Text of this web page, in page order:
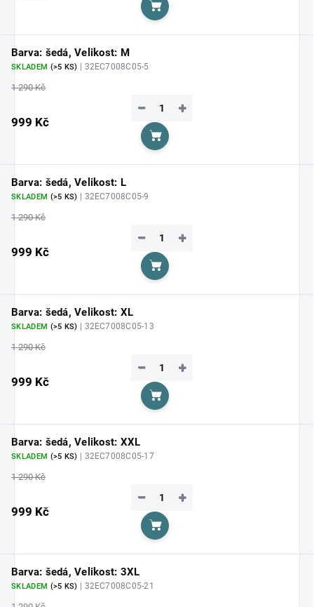
Do košíku
Barva: šedá, Velikost: M
SKLADEM (>5 KS) | 32EC7008C05-5
1 290 Kč
999 Kč
+
−
Do košíku
Barva: šedá, Velikost: L
SKLADEM (>5 KS) | 32EC7008C05-9
1 290 Kč
999 Kč
+
−
Do košíku
Barva: šedá, Velikost: XL
SKLADEM (>5 KS) | 32EC7008C05-13
1 290 Kč
999 Kč
+
−
Do košíku
Barva: šedá, Velikost: XXL
SKLADEM (>5 KS) | 32EC7008C05-17
1 290 Kč
999 Kč
+
−
Do košíku
Barva: šedá, Velikost: 3XL
SKLADEM (>5 KS) | 32EC7008C05-21